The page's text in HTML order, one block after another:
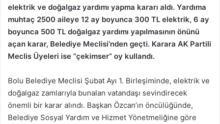
elektrik ve doğalgaz yardımı yapma kararı aldı. Yardıma
muhtaç 2500 aileye 12 ay boyunca 300 TL elektrik, 6 ay
boyunca 500 TL doğalgaz yardımı yapılmasının önünü
açan karar, Belediye Meclisi’nden geçti. Karara AK Partili
Meclis Üyeleri ise “çekimser” oy kullandı.
Bolu Belediye Meclisi Şubat Ayı 1. Birleşiminde, elektrik ve
doğalgaz zamlarıyla bunalan vatandaşı sevindirecek
önemli bir karar alındı. Başkan Özcan’ın öncülüğünde,
Belediye Sosyal Yardım ve Hizmet Yönetmeliğine göre